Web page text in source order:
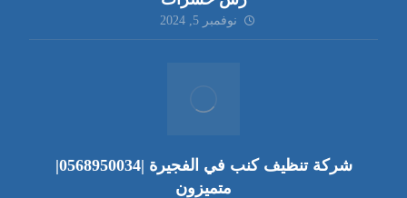
نوفمبر 5, 2024
شركة تنظيف كنب في الفجيرة |0568950034|
متميزون